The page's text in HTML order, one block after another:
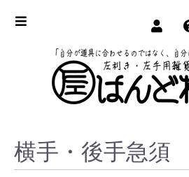
横手・後手急須